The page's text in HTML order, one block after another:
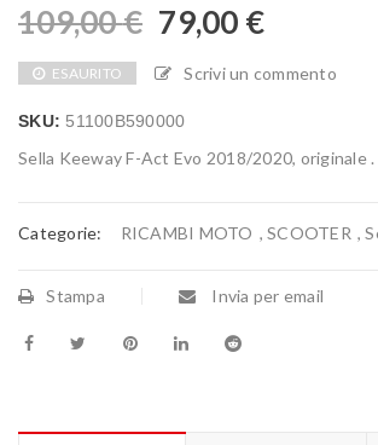
109,00€ 79,00 €
ESAURITO Scrivi un commento
SKU: 51100B590000
Sella Keeway F-Act Evo 2018/2020, originale .
Categorie: RICAMBI MOTO , SCOOTER ,
Stampa Invia per email